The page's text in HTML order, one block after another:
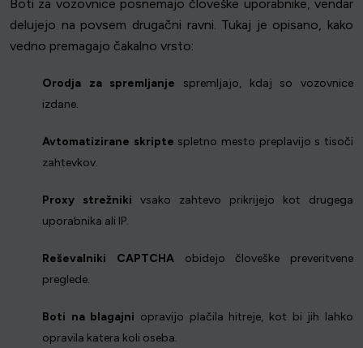
Boti za vozovnice posnemajo človeške uporabnike, vendar
delujejo na povsem drugačni ravni. Tukaj je opisano, kako
vedno premagajo čakalno vrsto:
Orodja za spremljanje spremljajo, kdaj so vozovnice
izdane.
Avtomatizirane skripte spletno mesto preplavijo s tisoči
zahtevkov.
Proxy strežniki vsako zahtevo prikrijejo kot drugega
uporabnika ali IP.
Reševalniki CAPTCHAobidejo človeške preveritvene
preglede.
Boti na blagajni opravijo plačila hitreje, kot bi jih lahko
opravila katera koli oseba.